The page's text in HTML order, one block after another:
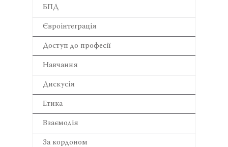
БПД
Євроінтеграція
Доступ до професії
Навчання
Дискусія
Етика
Взаємодія
За кордоном